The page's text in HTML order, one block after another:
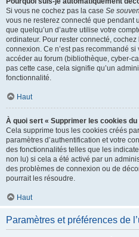
Si vous ne cochez pas la case Se
vous ne resterez connecté que pendant
que quelqu’un d’autre utilise votre
ordinateur. Pour rester connecté, cochez
connexion. Ce n’est pas recommandé
accéder au forum (bibliothèque, cyber-
pas cette case, cela signifie qu’un
fonctionnalité.
Haut
À quoi sert « Supprimer les cookies du
Cela supprime tous les cookies créés
paramètres d’authentification et votre
des fonctionnalités telles que les
non lu) si cela a été activé par un
des problèmes de connexion ou de
pourrait les résoudre.
Haut
Paramètres et préférences de